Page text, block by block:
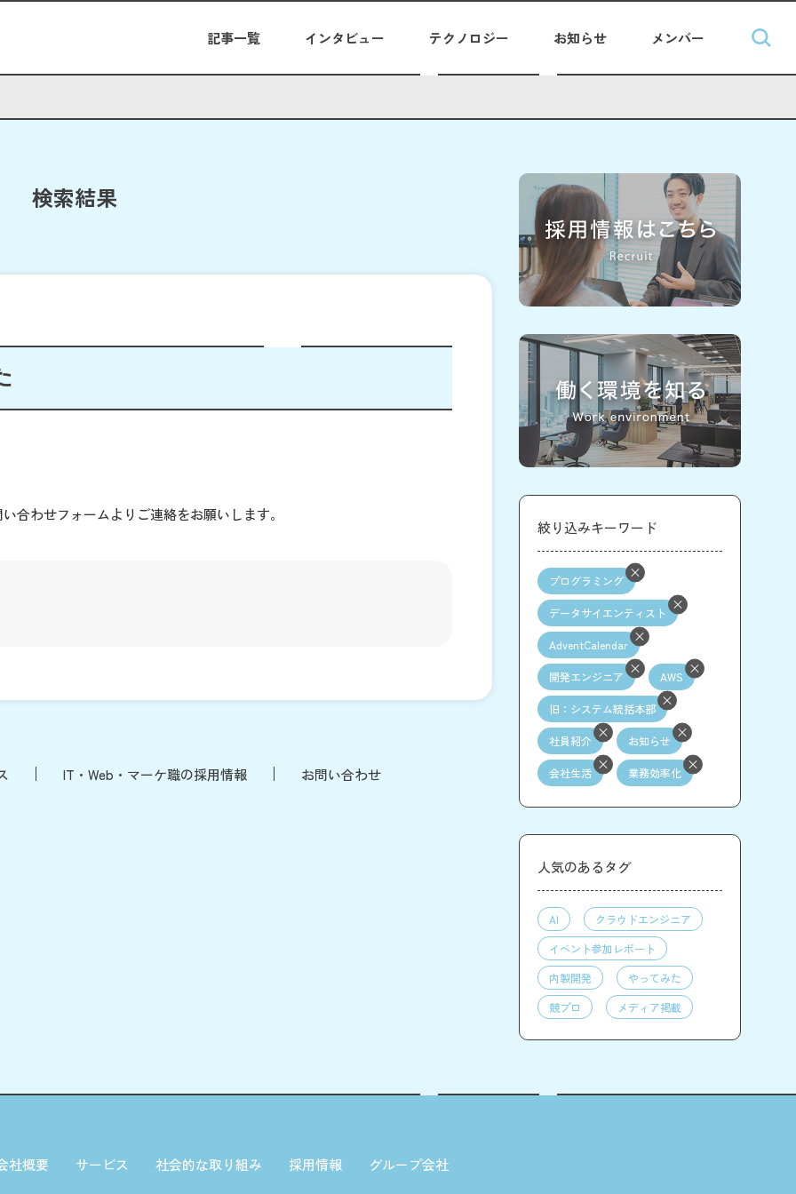
記事一覧 インタビュー テクノロジー お知らせ メンバー
検索結果
合わせフォームよりご連絡をお願いします。
IT・Web・マーケ職の採用情報 お問い合わせ
絞り込みキーワード
プログラミング
データサイエンティスト
AdventCalendar
開発エンジニア AWS
旧：システム統括本部
社員紹介 お知らせ
会社生活 業務効率化
人気のあるタグ
AI
クラウドエンジニア
イベント参加レポート
内製開発
やってみた
競プロ
メディア掲載
社概要 サービス 社会的な取り組み 採用情報
グループ会社